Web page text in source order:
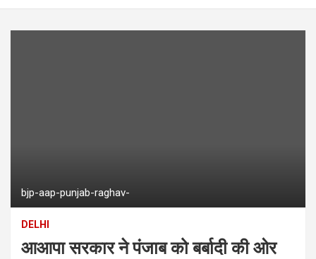
bjp-aap-punjab-raghav-
DELHI
आआपा सरकार ने पंजाब को बर्बादी की ओर